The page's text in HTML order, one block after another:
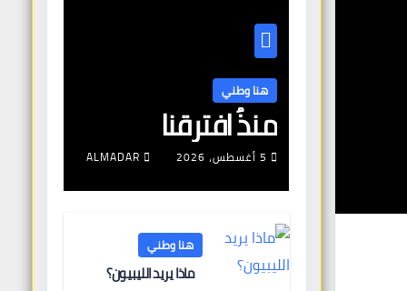
هنا وطني
منذُ افترقنا
5 أغسطس، 2026 ALMADAR
هنا وطني
ماذا يريد الليبيون؟